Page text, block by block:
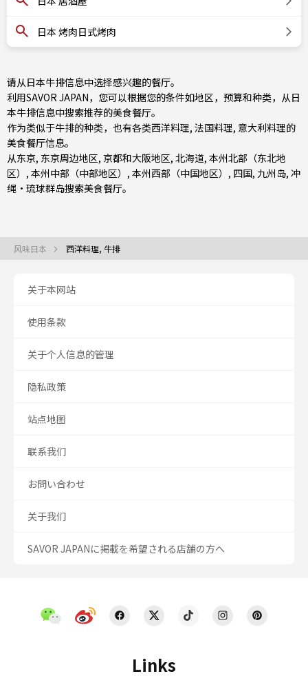
日本 烤肉日式烤肉
请从日本牛排信息中选择感兴趣的餐厅。
利用SAVOR JAPAN，您可以根据您的条件如地区，预算和种类，从日
本牛排信息中搜索推荐的美食餐厅。
作为类似于牛排的种类，也有各类西洋料理, 法国料理, 意大利料理的
美食餐厅信息。
从东京, 东京周边地区, 京都和大阪地区, 北海道, 本州北部（东北地
区） , 本州中部（中部地区） , 本州西部（中国地区） , 四国, 九州岛, 冲
绳・琉球群岛搜索美食餐厅。
风味日本 西洋料理, 牛排
Links
关于本网站
使用条款
关于个人信息的管理
隐私政策
站点地图
联系我们
お問い合わせ
关于我们
SAVOR JAPANに掲載を希望される店舗の方へ